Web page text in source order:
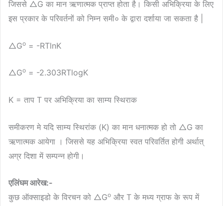
जिससे △G का मान ऋणात्मक प्राप्त होता है। किसी अभिक्रिया के लिए
इस प्रकार के परिवर्तनों को निम्न समी० के द्वारा दर्शाया जा सकता है |
△Go = -RTlnK
△Go = -2.303RTlogK
K = ताप T पर अभिक्रिया का साम्य स्थिराक
समीकरण मे यदि साम्य स्थिरांक (K) का मान धनात्मक हो तो △G का
ऋणात्मक आयेगा । जिससे यह अभिक्रिया स्वत परिवर्तित होगी अर्थात्
अग्र दिशा में सम्पन्न होगी।
एलिंघम आरेख:-
कुछ ऑक्साइडो के विरचन को △Go और T के मध्य ग्राफ के रूप में